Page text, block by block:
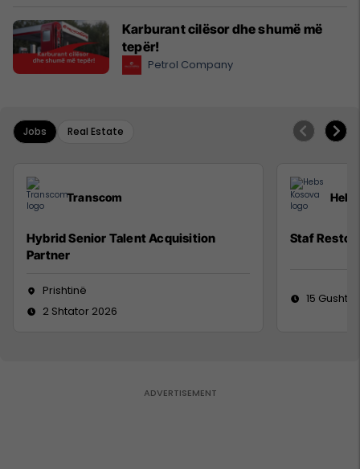
Karburant cilësor dhe shumë më
tepër!
Petrol Company
Jobs Real Estate
Transcom
Hybrid Senior Talent Acquisition
Partner
Prishtinë
2 Shtator 2026
Staf
15 Gusht